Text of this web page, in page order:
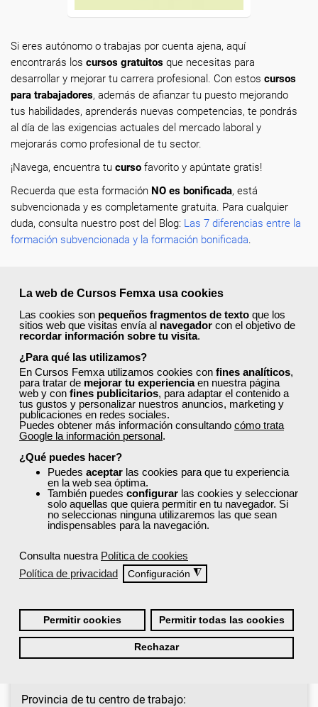
La web de Cursos Femxa usa cookies
Las cookies son pequeños fragmentos de texto que los
sitios web que visitas envía al navegador con el objetivo de
recordar información sobre tu visita.
¿Para qué las utilizamos?
En Cursos Femxa utilizamos cookies con fines analíticos,
para tratar de mejorar tu experienciaen nuestra página
web y con fines publicitarios, para adaptar el contenido a
tus gustos y personalizar nuestros anuncios, marketing y
publicaciones en redes sociales.
Puedes obtener más información consultando cómo trata
Google la información personal.
¿Qué puedes hacer?
Puedes aceptar las cookies para que tu experiencia
en la web sea óptima.
También puedes configurar las cookies y seleccionar
solo aquellas que quiera permitir en tu navegador. Si
no seleccionas ninguna utilizaremos las que sean
indispensables para la navegación.
Consulta nuestra Política de cookies
Política de privacidad
Configuración ◮
Permitir cookies Permitir todas las cookies
Rechazar
Si eres autónomo o trabajas por cuenta ajena, aquí
encontrarás los cursos gratuitos que necesitas para
desarrollar y mejorar tu carrera profesional. Con estos cursos
para trabajadores, además de afianzar tu puesto mejorando
tus habilidades, aprenderás nuevas competencias, te pondrás
al día de las exigencias actuales del mercado laboral y
mejorarás como profesional de tu sector.
¡Navega, encuentra tu curso favorito y apúntate gratis!
Recuerda que esta formación NO es bonificada, está
subvencionada y es completamente gratuita. Para cualquier
duda, consulta nuestro post del Blog: Las 7 diferencias entre la
formación subvencionada y la formación bonificada.
¿No encuentras el curso que estás
buscando?
Consulta laoferta formativa completa
y
accede a cursos gratuitos que te ayudarán a
impulsar tu carrera profesional o mejorar tu
desarrollo personal.
Explora todos los cursos
¿Cuál es tu situación laboral?
Selecciona el Sector de tu empresa:
Provincia de tu centro de trabajo: